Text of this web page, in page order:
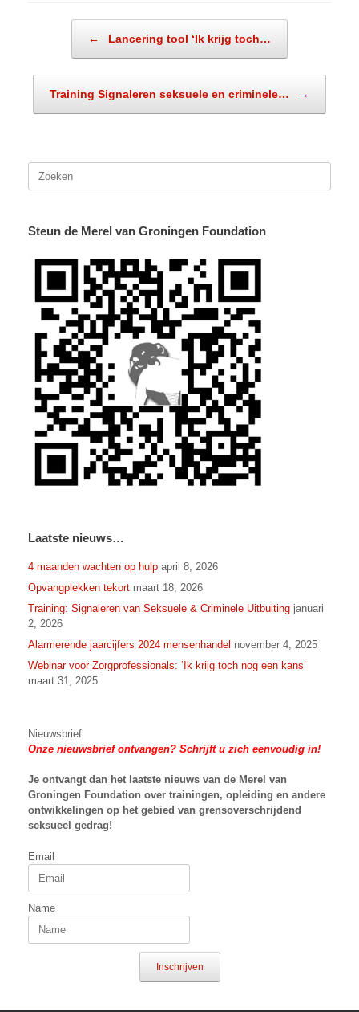
← Lancering tool ‘Ik krijg toch…
Training Signaleren seksuele en criminele… →
Steun de Merel van Groningen Foundation
Laatste nieuws…
4 maanden wachten op hulp april 8, 2026
Opvangplekken tekort maart 18, 2026
Training: Signaleren van Seksuele & Criminele Uitbuiting januari
2, 2026
Alarmerende jaarcijfers 2024 mensenhandel november 4, 2025
Webinar voor Zorgprofessionals: ‘Ik krijg toch nog een kans’
maart 31, 2025
Nieuwsbrief
Onze nieuwsbrief ontvangen? Schrijft u zich eenvoudig in!
Je ontvangt dan het laatste nieuws van de Merel van
Groningen Foundation over trainingen, opleiding en andere
ontwikkelingen op het gebied van grensoverschrijdend
seksueel gedrag!
Email
Name
Inschrijven